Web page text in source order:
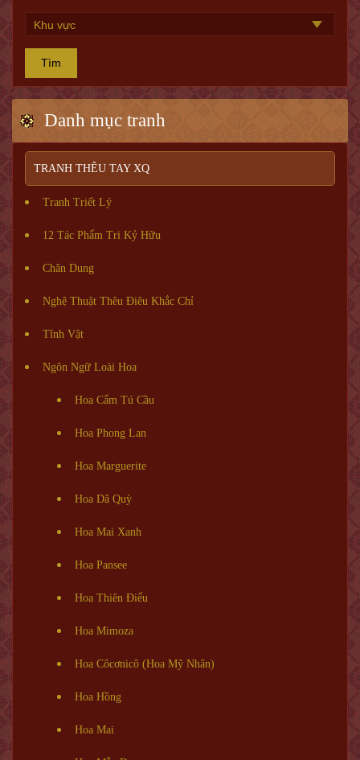
Tìm
Danh mục tranh
TRANH THÊU TAY XQ
Tranh Triết Lý
12 Tác Phẩm Tri Kỷ Hữu
Chân Dung
Nghệ Thuật Thêu Điêu Khắc Chỉ
Tĩnh Vật
Ngôn Ngữ Loài Hoa
Hoa Cẩm Tú Cầu
Hoa Phong Lan
Hoa Marguerite
Hoa Dã Quỳ
Hoa Mai Xanh
Hoa Pansee
Hoa Thiên Điểu
Hoa Mimoza
Hoa Côcơnicô (Hoa Mỹ Nhân)
Hoa Hồng
Hoa Mai